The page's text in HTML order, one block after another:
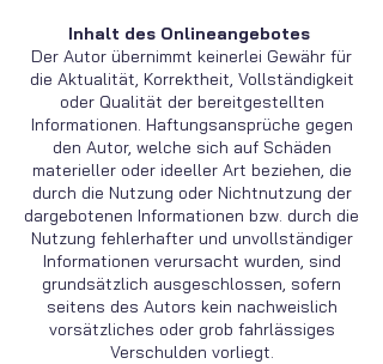
Inhalt des Onlineangebotes
Der Autor übernimmt keinerlei Gewähr für
die Aktualität, Korrektheit, Vollständigkeit
oder Qualität der bereitgestellten
Informationen. Haftungsansprüche gegen
den Autor, welche sich auf Schäden
materieller oder ideeller Art beziehen, die
durch die Nutzung oder Nichtnutzung der
dargebotenen Informationen bzw. durch die
Nutzung fehlerhafter und unvollständiger
Informationen verursacht wurden, sind
grundsätzlich ausgeschlossen, sofern
seitens des Autors kein nachweislich
vorsätzliches oder grob fahrlässiges
Verschulden vorliegt.